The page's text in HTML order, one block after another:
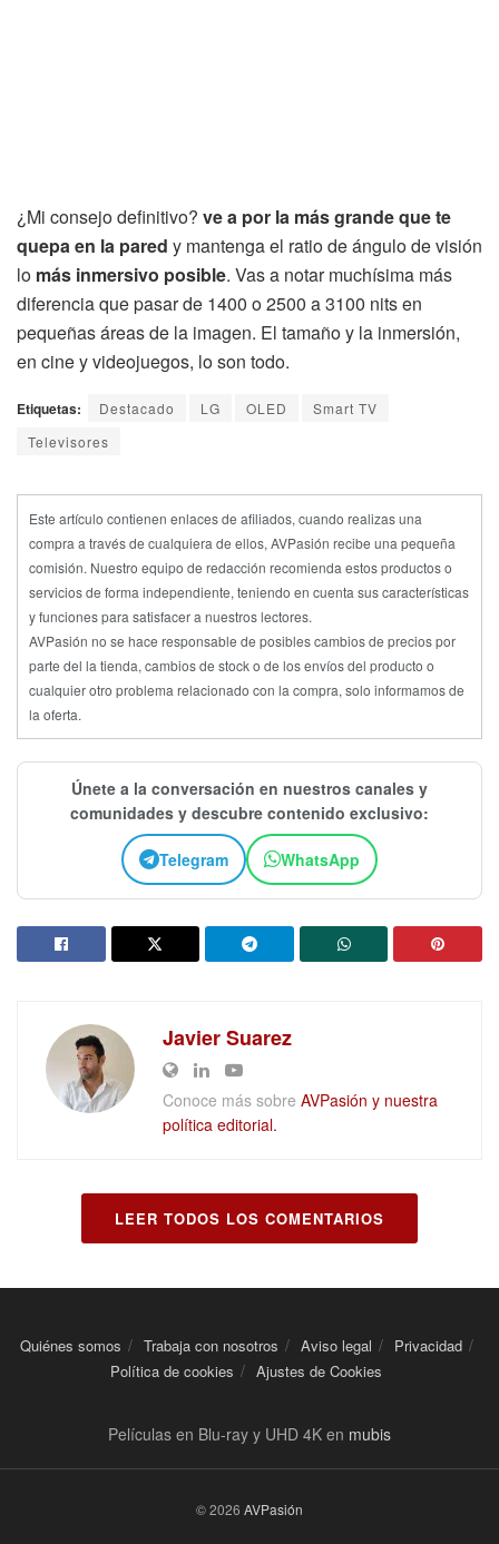
¿Mi consejo definitivo? ve a por la más grande que te
quepa en la pared y mantenga el ratio de ángulo de visión
lo más inmersivo posible. Vas a notar muchísima más
diferencia que pasar de 1400 o 2500 a 3100 nits en
pequeñas áreas de la imagen. El tamaño y la inmersión,
en cine y videojuegos, lo son todo.
Etiquetas: Destacado LG OLED
Smart TV
Televisores
Este artículo contienen enlaces de afiliados, cuando realizas una
compra a través de cualquiera de ellos, AVPasión recibe una pequeña
comisión. Nuestro equipo de redacción recomienda estos productos o
servicios de forma independiente, teniendo en cuenta sus características
y funciones para satisfacer a nuestros lectores.
AVPasión no se hace responsable de posibles cambios de precios por
parte del la tienda, cambios de stock o de los envíos del producto o
cualquier otro problema relacionado con la compra, solo informamos de
la oferta.
Únete a la conversación en nuestros canales y
comunidades y descubre contenido exclusivo:
Telegram WhatsApp
Javier Suarez
Conoce más sobre AVPasión y nuestra
política editorial.
LEER TODOS LOS COMENTARIOS
Quiénes somos Trabaja con nosotros Aviso legal
Privacidad
Política de cookies
Ajustes de Cookies
Películas en Blu-ray y UHD 4K en mubis
© 2026 AVPasión